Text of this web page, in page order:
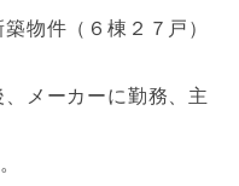
物件（６棟２７戸）
メーカーに勤務、主